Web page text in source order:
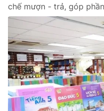
Pháp luật
Y tế
Thế giới
Tin tức
Kinh tế
chế mượn - trả, góp